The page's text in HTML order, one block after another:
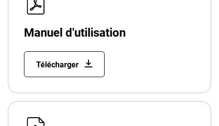
Manuel d'utilisation
Télécharger